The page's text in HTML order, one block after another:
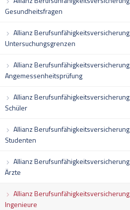
Gesundheitsfragen
Allianz Berufsunfähigkeitsversicherung
Untersuchungsgrenzen
Allianz Berufsunfähigkeitsversicherung
Angemessenheitsprüfung
Allianz Berufsunfähigkeitsversicherung
Schüler
Allianz Berufsunfähigkeitsversicherung
Studenten
Allianz Berufsunfähigkeitsversicherung
Ärzte
Allianz Berufsunfähigkeitsversicherung
Ingenieure